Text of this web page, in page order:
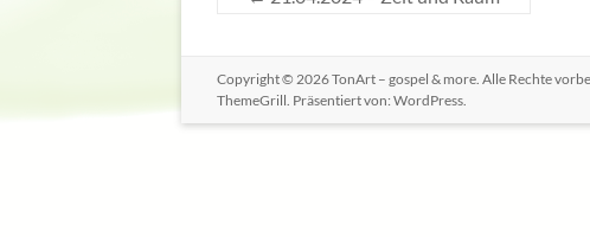
Copyright © 2026TonArt – gospel & more. Alle Rechte
ThemeGrill. Präsentiert von: WordPress.